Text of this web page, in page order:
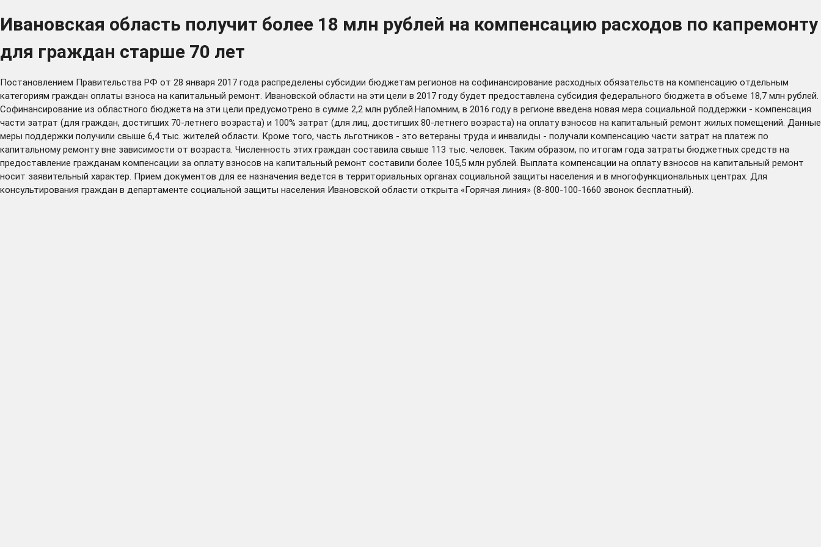
Ивановская область получит более 18 млн рублей на компенсацию расходов по капремонту
для граждан старше 70 лет
Постановлением Правительства РФ от 28 января 2017 года распределены субсидии бюджетам регионов на софинансирование расходных обязательств на компенсацию отдельным
категориям граждан оплаты взноса на капитальный ремонт. Ивановской области на эти цели в 2017 году будет предоставлена субсидия федерального бюджета в объеме 18,7 млн рублей.
Софинансирование из областного бюджета на эти цели предусмотрено в сумме 2,2 млн рублей.Напомним, в 2016 году в регионе введена новая мера социальной поддержки - компенсация
части затрат (для граждан, достигших 70-летнего возраста) и 100% затрат (для лиц, достигших 80-летнего возраста) на оплату взносов на капитальный ремонт жилых помещений. Данные
меры поддержки получили свыше 6,4 тыс. жителей области. Кроме того, часть льготников - это ветераны труда и инвалиды - получали компенсацию части затрат на платеж по
капитальному ремонту вне зависимости от возраста. Численность этих граждан составила свыше 113 тыс. человек. Таким образом, по итогам года затраты бюджетных средств на
предоставление гражданам компенсации за оплату взносов на капитальный ремонт составили более 105,5 млн рублей. Выплата компенсации на оплату взносов на капитальный ремонт
носит заявительный характер. Прием документов для ее назначения ведется в территориальных органах социальной защиты населения и в многофункциональных центрах. Для
консультирования граждан в департаменте социальной защиты населения Ивановской области открыта «Горячая линия» (8-800-100-1660 звонок бесплатный).